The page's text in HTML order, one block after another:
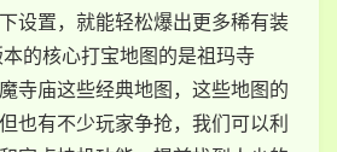
设置，就能轻松爆出更多稀有装
的核心打宝地图的是祖玛寺
寺庙这些经典地图，这些地图的
也有不少玩家争抢，我们可以利